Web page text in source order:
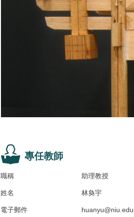
專任教師
職稱 助理教授
姓名 林奐宇
電子郵件